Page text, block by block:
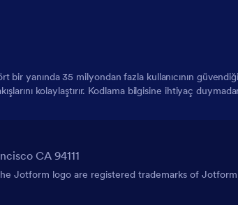
bir yanında 35 milyondan fazla kullanıcının
kolaylaştırır. Kodlama bilgisine ihtiyaç
CA 94111
Jotform logo are registered trademarks of